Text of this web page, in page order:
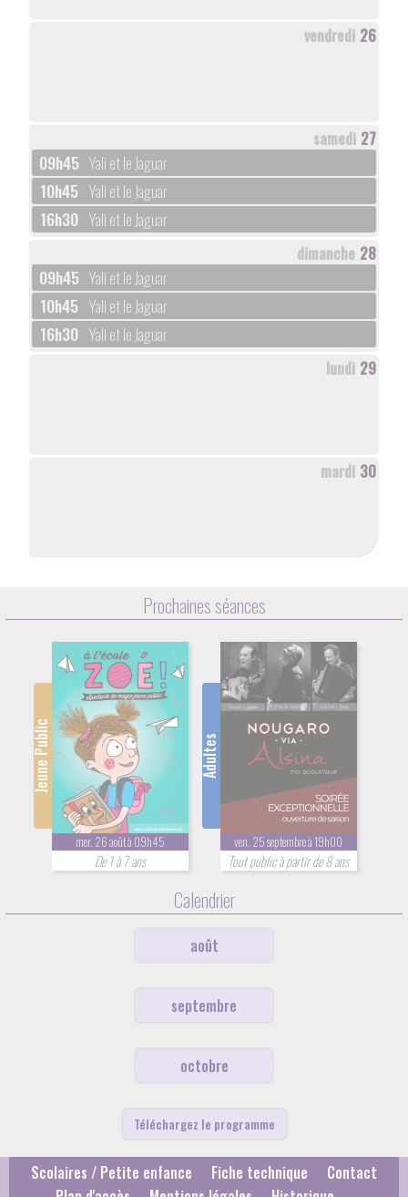
Prochaines séances
Jeune Public
mer. 26 août à 09h45
De 1 à 7 ans
Adultes
ven. 25 septembre à 19h00
Tout public à partir de 8 ans
Calendrier
août
septembre
octobre
Téléchargez le programme
vendredi 26
samedi 27
09h45 Yali et le Jaguar
10h45 Yali et le Jaguar
16h30 Yali et le Jaguar
dimanche 28
09h45 Yali et le Jaguar
10h45 Yali et le Jaguar
16h30 Yali et le Jaguar
lundi 29
mardi 30
Scolaires / Petite enfance Fiche technique
Contact